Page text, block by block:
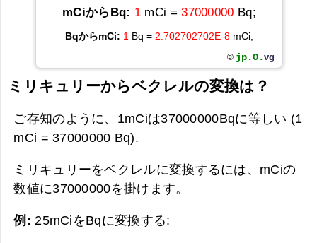
mCiからBq: 1 mCi =37000000 Bq;
BqからmCi: 1 Bq = 2.702702702E-8 mCi;
© jp.O.vg
ミリキュリーからベクレルの変換は？
ご存知のように、1mCiは37000000Bqに等しい (1
mCi = 37000000 Bq).
ミリキュリーをベクレルに変換するには、mCiの
数値に37000000を掛けます。
例:25mCiをBqに変換する: